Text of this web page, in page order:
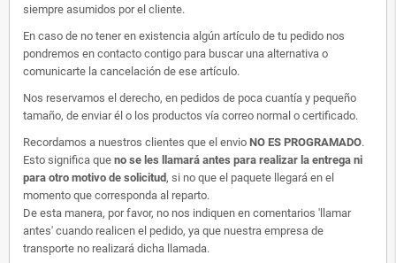
siempre asumidos por el cliente.
En caso de no tener en existencia algún artículo de tu pedido nos
pondremos en contacto contigo para buscar una alternativa o
comunicarte la cancelación de ese artículo.
Nos reservamos el derecho, en pedidos de poca cuantía y pequeño
tamaño, de enviar él o los productos vía correo normal o certificado.
Recordamos a nuestros clientes que el envio NO ES PROGRAMADO.
Esto significa que no se les llamará antes para realizar la entrega ni
para otro motivo de solicitud, si no que el paquete llegará en el
momento que corresponda al reparto.
De esta manera, por favor, no nos indiquen en comentarios 'llamar
antes' cuando realicen el pedido, ya que nuestra empresa de
transporte no realizará dicha llamada.